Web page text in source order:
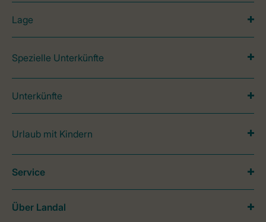
Lage
Spezielle Unterkünfte
Unterkünfte
Urlaub mit Kindern
Service
Über Landal